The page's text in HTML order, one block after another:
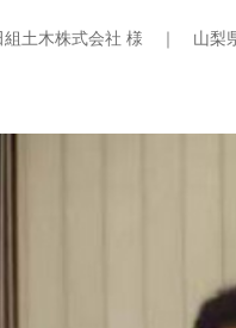
組土木株式会社 様 ｜ 山